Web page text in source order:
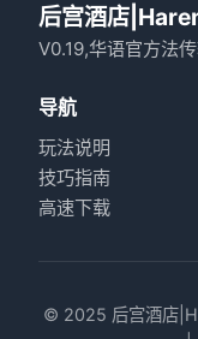
后宫酒店
V0.19,华语官方法
导航
玩法说明
技巧指南
高速下载
© 2025 后宫酒店